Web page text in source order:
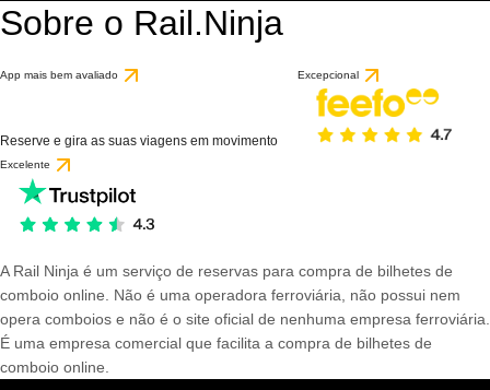
Sobre o Rail.Ninja
App mais bem avaliado
Reserve e gira as suas viagens em movimento
Excepcional
Excelente
A Rail Ninja é um serviço de reservas para compra de bilhetes de
comboio online. Não é uma operadora ferroviária, não possui nem
opera comboios e não é o site oficial de nenhuma empresa ferroviária.
É uma empresa comercial que facilita a compra de bilhetes de
comboio online.